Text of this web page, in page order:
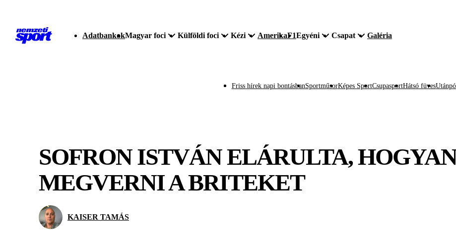
AdatbankokMagyar foci Külföldi foci Kézi AmerikaF1Egyéni Csapat Galéria
Friss hírek napi bontásbanSportműsorKépes SportCsupasportHátsó füves
SOFRON ISTVÁN ELÁRULTA,
MEGVERNI A BRITEKET
KAISER TAMÁS